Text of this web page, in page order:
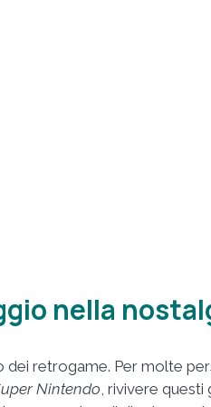
nella
dei retrogame. Per molte
Nintendo , rivivere